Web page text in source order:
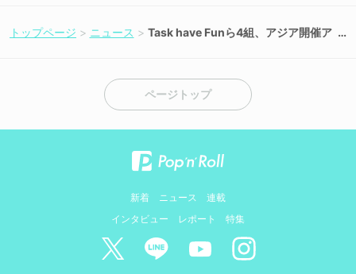
トップページ ニュース
Task have Funら4組、アジア開催ア
ページトップ
新着 ニュース
連載
インタビュー
レポート 特集